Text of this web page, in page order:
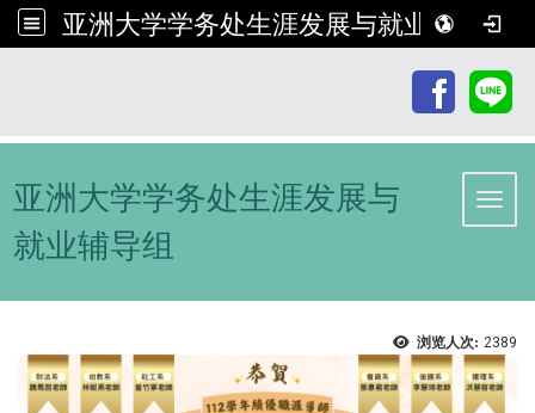
亚洲大学学务处生涯发展与就业辅导组
亚洲大学学务处生涯发展与
就业辅导组
浏览人次: 2389